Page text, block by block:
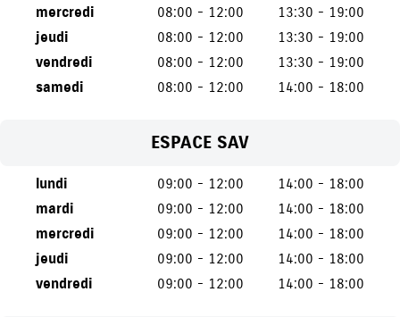
mercredi
08:00 - 12:00
13:30 - 19:00
jeudi
08:00 - 12:00
13:30 - 19:00
vendredi
08:00 - 12:00
13:30 - 19:00
samedi
08:00 - 12:00 14:00 - 18:00
ESPACE SAV
lundi 09:00 - 12:00
14:00 - 18:00
mardi
09:00 - 12:00
14:00 - 18:00
mercredi
09:00 - 12:00
14:00 - 18:00
jeudi
09:00 - 12:00
14:00 - 18:00
vendredi
09:00 - 12:00 14:00 - 18:00